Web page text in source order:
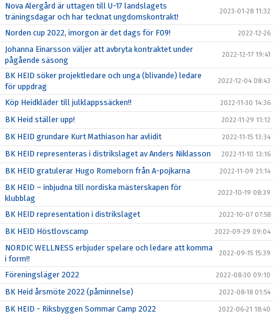
Nova Alergård är uttagen till U-17 landslagets
träningsdagar och har tecknat ungdomskontrakt!
2023-01-28 11:32
Norden cup 2022, imorgon är det dags för F09! 2022-12-26
Johanna Einarsson väljer att avbryta kontraktet under
pågående säsong
2022-12-17 19:41
BK HEID söker projektledare och unga (blivande) ledare
för uppdrag
2022-12-04 08:43
Köp Heidkläder till julklappssäcken!! 2022-11-30 14:36
BK Heid ställer upp! 2022-11-29 11:12
BK HEID grundare Kurt Mathiason har avlidit 2022-11-15 13:34
BK HEID representeras i distrikslaget av Anders Niklasson 2022-11-10 13:16
BK HEID gratulerar Hugo Romeborn från A-pojkarna 2022-11-09 21:14
BK HEID – inbjudna till nordiska mästerskapen för
klubblag
2022-10-19 08:39
BK HEID representation i distrikslaget 2022-10-07 07:58
BK HEID Höstlovscamp 2022-09-29 09:04
NORDIC WELLNESS erbjuder spelare och ledare att komma
i form!!
2022-09-15 15:39
Föreningsläger 2022 2022-08-30 09:10
BK Heid årsmöte 2022 (påminnelse) 2022-08-18 01:54
BK HEID - Riksbyggen Sommar Camp 2022 2022-06-21 18:40